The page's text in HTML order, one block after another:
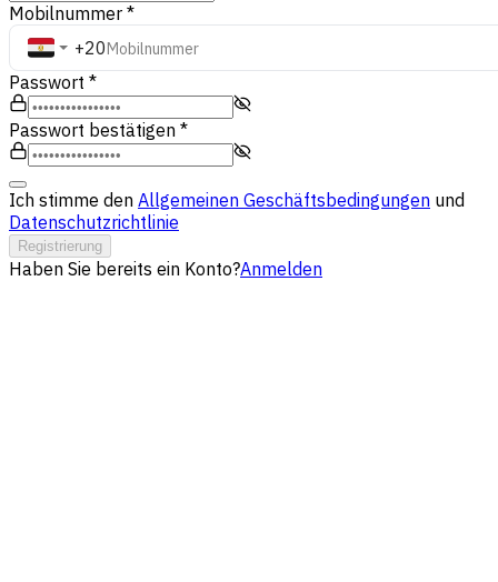
Mobilnummer *
+20
Passwort *
Passwort bestätigen *
Ich stimme den Allgemeinen Geschäftsbedingungen und
Datenschutzrichtlinie
Registrierung
Haben Sie bereits ein Konto?Anmelden